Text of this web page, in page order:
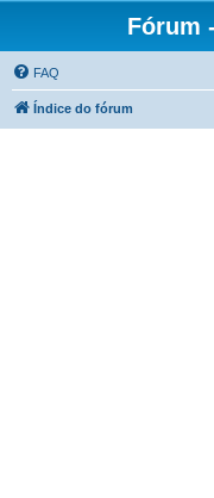
Fórum
FAQ
Índice do fórum